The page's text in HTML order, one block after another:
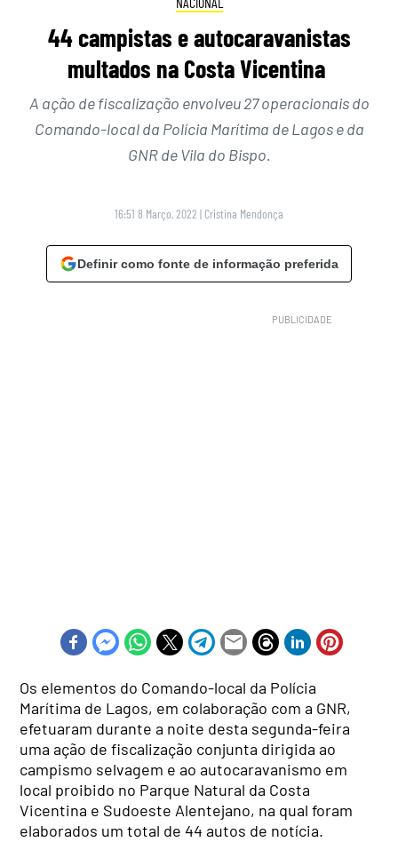
44 campistas e autocaravanistas
multados na Costa Vicentina
A ação de fiscalização envolveu 27 operacionais do
Comando-local da Polícia Marítima de Lagos e da
GNR de Vila do Bispo.
16:51 8 Março, 2022 | Cristina Mendonça
Definir como fonte de informação preferida
Os elementos do Comando-local da Polícia
Marítima de Lagos, em colaboração com a GNR,
efetuaram durante a noite desta segunda-feira
uma ação de fiscalização conjunta dirigida ao
campismo selvagem e ao autocaravanismo em
local proibido no Parque Natural da Costa
Vicentina e Sudoeste Alentejano, na qual foram
elaborados um total de 44 autos de notícia.